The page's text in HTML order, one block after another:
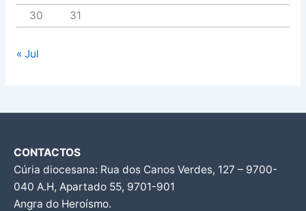
30
31
« Jul
CONTACTOS
Cúria diocesana: Rua dos Canos Verdes, 127 – 9700-
040 A.H, Apartado 55, 9701-901
Angra do Heroísmo.